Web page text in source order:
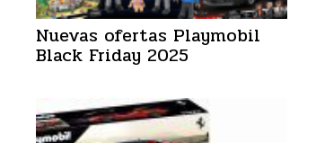
Nuevas ofertas Playmobil
Black Friday 2025